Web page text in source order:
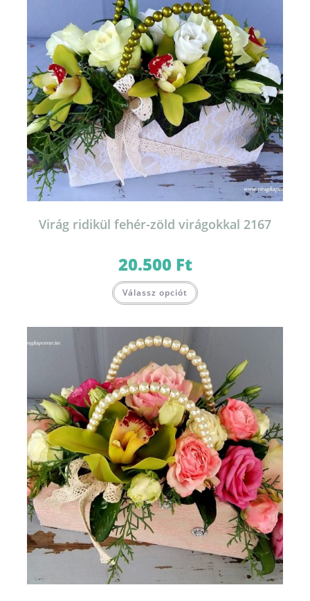
Virág ridikül fehér-zöld virágokkal 2167
20.500 Ft
Válassz opciót